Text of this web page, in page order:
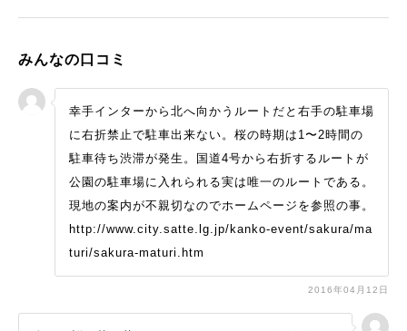
みんなの口コミ
幸手インターから北へ向かうルートだと右手の駐車場
に右折禁止で駐車出来ない。桜の時期は1〜2時間の
駐車待ち渋滞が発生。国道4号から右折するルートが
公園の駐車場に入れられる実は唯一のルートである。
現地の案内が不親切なのでホームページを参照の事。
http://www.city.satte.lg.jp/kanko-event/sakura/ma
turi/sakura-maturi.htm
2016年04月12日